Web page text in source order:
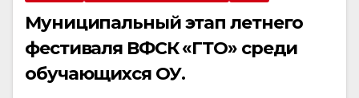
Муниципальный этап летнего
фестиваля ВФСК «ГТО» среди
обучающихся ОУ.